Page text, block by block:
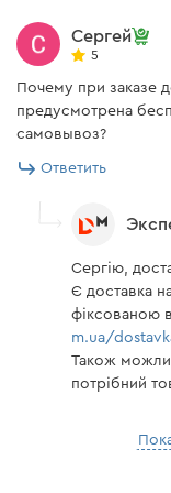
Сергей
5
Почему при заказе
предусмотрена
самовывоз?
Ответить
Сергію,
Є доставка
фіксованою
m.ua/
Також
потрібний